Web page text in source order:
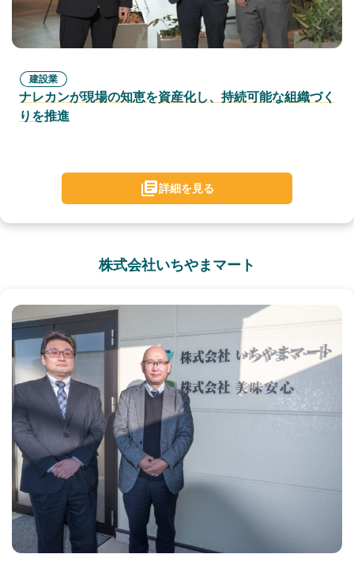
建設業
ナレカンが現場の知恵を資産化し、持続可能な組織づく
りを推進
詳細を見る
株式会社いちやまマート